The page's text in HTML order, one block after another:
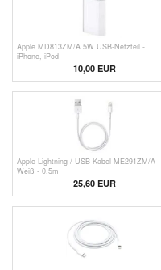
Apple MD813ZM/A 5W USB-Netzteil -
iPhone, iPod
10,00EUR
Apple Lightning / USB Kabel ME291ZM/A -
Weiß - 0.5m
25,60 EUR